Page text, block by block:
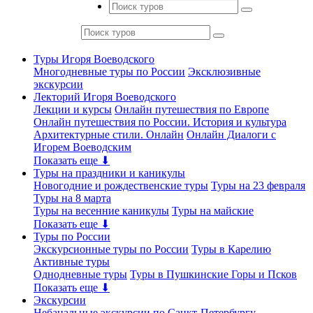
Туры Игоря Воеводского
Многодневные туры по России Эксклюзивные
экскурсии
Лекторий Игоря Воеводского
Лекции и курсы Онлайн путешествия по Европе
Онлайн путешествия по России. История и культура
Архитектурные стили. Онлайн Онлайн Диалоги с
Игорем Воеводским
Показать еще ⬇
Туры на праздники и каникулы
Новогодние и рождественские туры Туры на 23 февраля
Туры на 8 марта
Туры на весенние каникулы Туры на майские
Показать еще ⬇
Туры по России
Экскурсионные туры по России Туры в Карелию
Активные туры
Однодневные туры Туры в Пушкинские Горы и Псков
Показать еще ⬇
Экскурсии